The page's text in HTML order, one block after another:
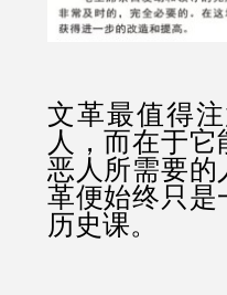
文革最值得
人，而在于
恶人所需要的
革便始终只是
历史课。